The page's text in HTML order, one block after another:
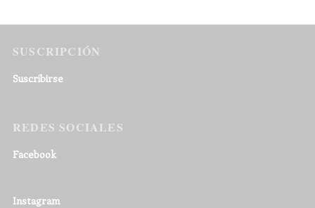
SUSCRIPCIÓN
Suscribirse
REDES SOCIALES
Facebook
Instagram